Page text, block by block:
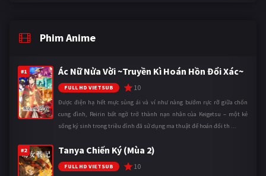
Phim Anime
#1 Ác Nữ Nửa Vời ~Truyền Kì Hoán Hồn Đổi Xác~
FULL HD VIETSUB 10
Được điện hạ hết mực sủng ái và ví như nàng bướm rực rỡ giữa chốn
cung đình, Reirin bất ngờ trở thành nạn nhân của Keigetsu – một kẻ
sống ký sinh trong triều đình đã sử dụng ma thuật để hoán đổi th ...
#2 Tanya Chiến Ký (Mùa 2)
FULL HD VIETSUB 10